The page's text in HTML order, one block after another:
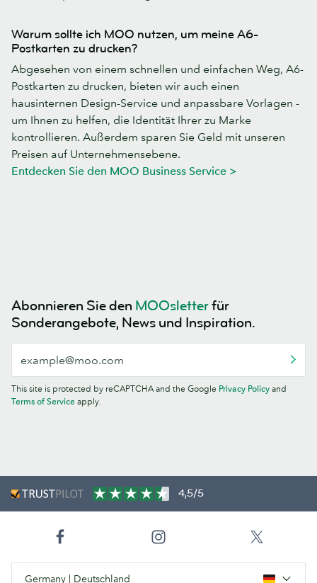
Warum sollte ich MOO nutzen, um meine A6-
Postkarten zu drucken?
Abgesehen von einem schnellen und einfachen Weg, A6-
Postkarten zu drucken, bieten wir auch einen
hausinternen Design-Service und anpassbare Vorlagen -
um Ihnen zu helfen, die Identität Ihrer zu Marke
kontrollieren. Außerdem sparen Sie Geld mit unseren
Preisen auf Unternehmensebene.
Entdecken Sie den MOO Business Service >
Abonnieren Sie den MOOsletterfür
Sonderangebote, News und Inspiration.
This site is protected by reCAPTCHA and the Google Privacy Policy and
Terms of Service apply.
4,5/5
Germany | Deutschland